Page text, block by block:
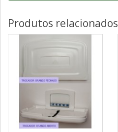
Produtos relacionados